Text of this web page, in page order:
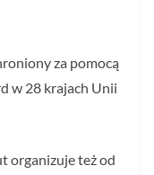
za pomocą
w 28 krajach Unii
organizuje też od